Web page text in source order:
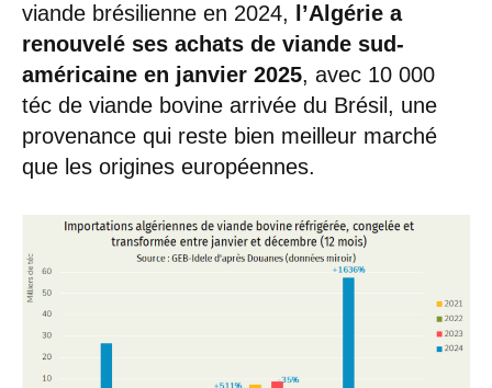
viande brésilienne en 2024, l’Algérie a
renouvelé ses achats de viande sud-
américaine en janvier 2025, avec 10 000
téc de viande bovine arrivée du Brésil, une
provenance qui reste bien meilleur marché
que les origines européennes.